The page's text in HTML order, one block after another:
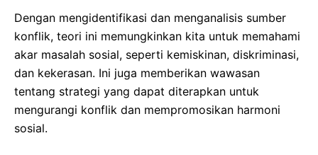
Dengan mengidentifikasi dan menganalisis sumber
konflik, teori ini memungkinkan kita untuk memahami
akar masalah sosial, seperti kemiskinan, diskriminasi,
dan kekerasan. Ini juga memberikan wawasan
tentang strategi yang dapat diterapkan untuk
mengurangi konflik dan mempromosikan harmoni
sosial.